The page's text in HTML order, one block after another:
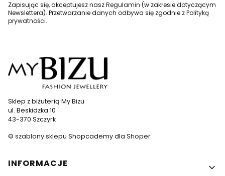
Zapisując się, akceptujesz naszRegulamin (w zakresie dotyczącym
Newslettera). Przetwarzanie danych odbywa się zgodnie zPolityką
prywatności.
Sklep z biżuterią My Bizu
ul. Beskidzka 10
43-370 Szczyrk
© szablony sklepu Shopcademy dla Shoper
Linki w stopce
INFORMACJE